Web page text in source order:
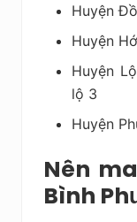
Huyện
Huyện
Huyện
lộ 3
Huyện
Nên
Bình